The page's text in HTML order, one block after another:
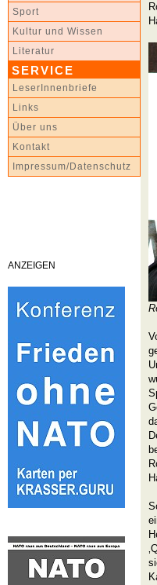
Sport
Kultur und Wissen
Literatur
SERVICE
LeserInnenbriefe
Links
Über uns
Kontakt
Impressum/Datenschutz
ANZEIGEN